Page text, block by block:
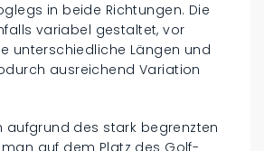
in beide Richtungen. Die
variabel gestaltet, vor
unterschiedliche Längen und
ausreichend Variation
aufgrund des stark begrenzten
auf dem Platz des Golf-